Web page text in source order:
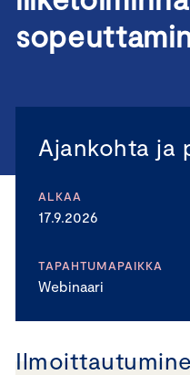
Ajankohta ja
ALKAA
17.9.2026
TAPAHTUMAPAIKKA
Webinaari